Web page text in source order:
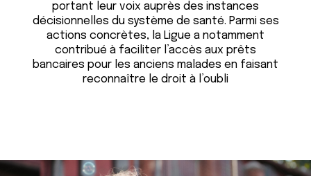
portant leur voix auprès des instances
décisionnelles du système de santé. Parmi ses
actions concrètes, la Ligue a notamment
contribué à faciliter l’accès aux prêts
bancaires pour les anciens malades en faisant
reconnaître le droit à l’oubli